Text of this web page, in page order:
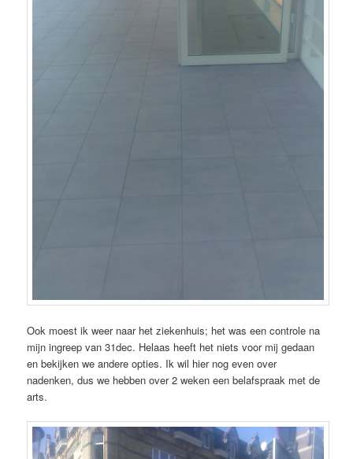
Ook moest ik weer naar het ziekenhuis; het was een controle na
mijn ingreep van 31dec. Helaas heeft het niets voor mij gedaan
en bekijken we andere opties. Ik wil hier nog even over
nadenken, dus we hebben over 2 weken een belafspraak met de
arts.